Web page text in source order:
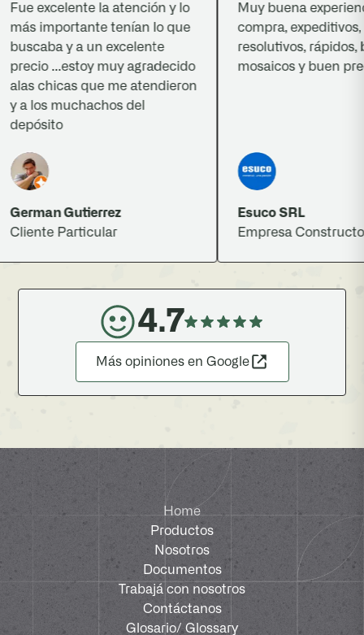
excelente la atención y lo
importante tenían lo que
y a un excelente
...estoy muy agradecido
chicas que me atendieron
los muchachos del
Gutierrez
Particular
Muy buena experiencia
compra, expeditivos,
resolutivos, rápidos,
mosaicos y buen precio.
Esuco SRL
Empresa Constructora
4.7
Más opiniones en Google
Home
Productos
Nosotros
Documentos
Trabajá con nosotros
Contáctanos
Glosario/ Glossary